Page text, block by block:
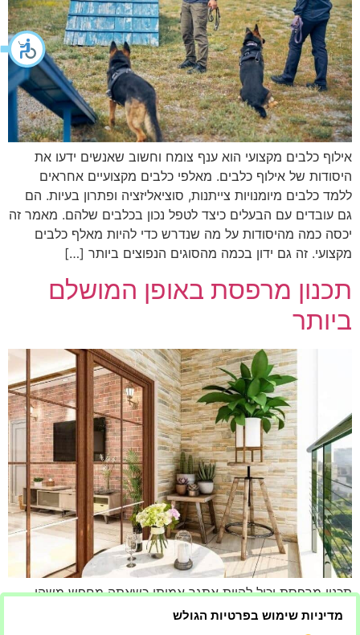
אילוף כלבים מקצועי הוא ענף צומח וחשוב שאנשים ידעו את
היסודות של אילוף כלבים. מאלפי כלבים מקצועיים אחראים
ללמד כלבים מיומנויות צייתנות, סוציאליזציה ופתרון בעיות. הם
גם עובדים עם הבעלים כיצד לטפל נכון בכלבים שלהם. מאמר זה
יכסה כמה מהיסודות על מה שנדרש כדי להיות מאלף כלבים
מקצועי. זה גם ידון בכמה מהסוגים הנפוצים ביותר […]
תכנון מרפסת באופן המושלם
ביותר
תכנון מרפסת יכול להיות אתגר אמיתי כשאתה מחפש משהו
שהוא גם פונקציונלי וגם יפה. אבל כדי ליצור את עיצוב המרפסת
הטוב ביותר, כדאי קודם כל להכיר את החלל שלכם. מרפסות
מדיניות שימוש בפרטיות הגולש